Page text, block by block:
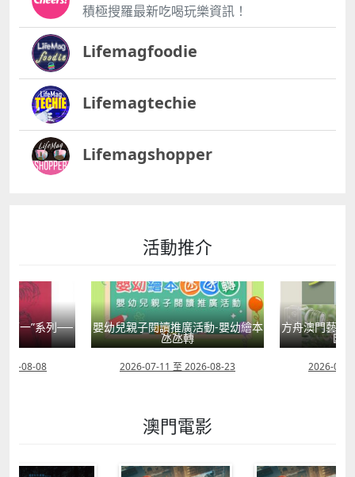
積極搜羅最新吃喝玩樂資訊！
Lifemagfoodie
Lifemagtechie
Lifemagshopper
活動推介
第一”系列──
08-08
嬰幼兒親子閱讀推廣活動-嬰幼繪本
氹氹轉
2026-07-11 至 2026-08-23
方舟澳門藝術
匯
2026-08-
澳門電影